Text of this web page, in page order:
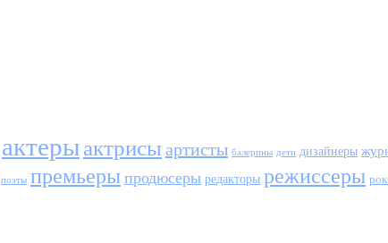
актерыактрисы артисты балерины дети дизайнеры
поэты премьеры продюсеры редакторы режиссеры